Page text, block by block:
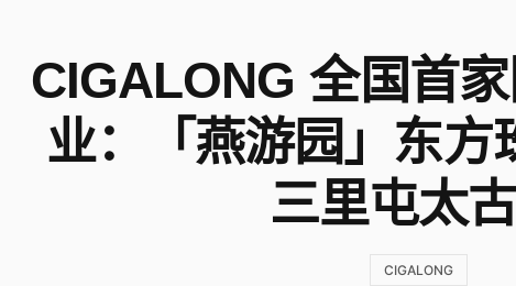
CIGALONG 全国首
业：「燕游园」东方
三里屯太
CIGALONG